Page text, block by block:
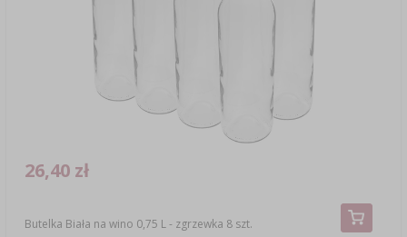
Butelka Biała na wino 0,75 L - zgrzewka 8 szt.
26,40 zł